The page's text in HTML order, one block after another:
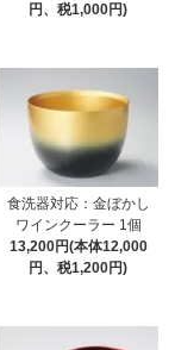
円、税1,000円)
食洗器対応：金ぼかし
ワインクーラー 1個
13,200円(本体12,000
円、税1,200円)